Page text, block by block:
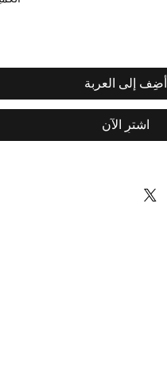
أضِف إلى العربة
اشترِ الآن